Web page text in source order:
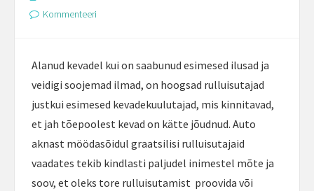
Kommenteeri
Alanud kevadel kui on saabunud esimesed ilusad ja
veidigi soojemad ilmad, on hoogsad rulluisutajad
justkui esimesed kevadekuulutajad, mis kinnitavad,
et jah tõepoolest kevad on kätte jõudnud. Auto
aknast möödasõidul graatsilisi rulluisutajaid
vaadates tekib kindlasti paljudel inimestel mõte ja
soov, et oleks tore rulluisutamist proovida või